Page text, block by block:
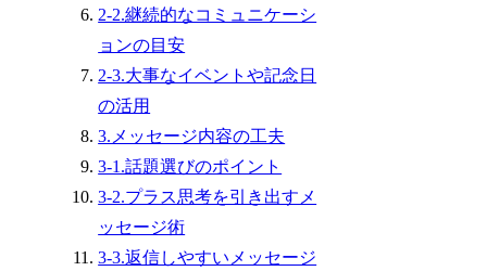
2-2.継続的なコミュニケーシ
ョンの目安
2-3.大事なイベントや記念日
の活用
3.メッセージ内容の工夫
3-1.話題選びのポイント
3-2.プラス思考を引き出すメ
ッセージ術
3-3.返信しやすいメッセージ